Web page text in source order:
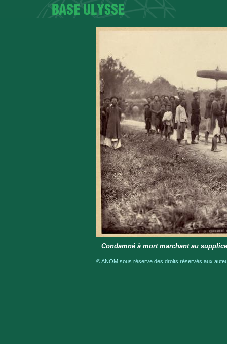
Condamné à mort marchant au
© ANOM sous réserve des droits réservés aux